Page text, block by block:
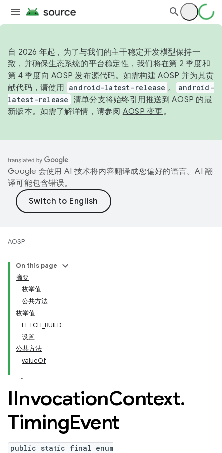
自 2026 年起，为了与我们的主干稳定开发模型保持一
致，并确保生态系统的平台稳定性，我们将在第 2 季度和
第 4 季度向 AOSP 发布源代码。如需构建 AOSP 并为其贡
献代码，请使用 android-latest-release 。
android-
latest-release 清单分支将始终引用推送到 AOSP 的最
新版本。如需了解详情，请参阅 AOSP 变更。
Google 会使用 AI 技术将内容翻译成您偏好的语言。AI 翻
译可能包含错误。
AOSP
On this page
摘要
枚举值
公共方法
枚举值
FETCH_BUILD
设置
公共方法
valueOf
IInvocationContext.
TimingEvent
public static final enum